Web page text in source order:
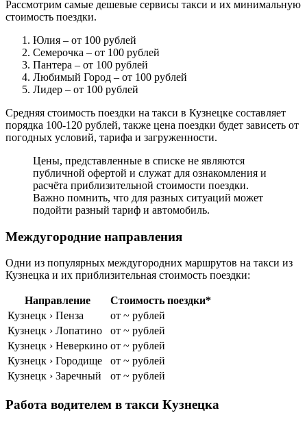
Рассмотрим самые дешевые сервисы такси и их минимальную
стоимость поездки.
Юлия – от 100 рублей
Семерочка – от 100 рублей
Пантера – от 100 рублей
Любимый Город – от 100 рублей
Лидер – от 100 рублей
Средняя стоимость поездки на такси в Кузнецке составляет
порядка 100-120 рублей, также цена поездки будет зависеть от
погодных условий, тарифа и загруженности.
Цены, представленные в списке не являются
публичной офертой и служат для ознакомления и
расчёта приблизительной стоимости поездки.
Важно помнить, что для разных ситуаций может
подойти разный тариф и автомобиль.
Междугородние направления
Одни из популярных междугородних маршрутов на такси из
Кузнецка и их приблизительная стоимость поездки:
Направление
Стоимость поездки*
Кузнецк › Пенза
от ~ рублей
Кузнецк › Лопатино
от ~ рублей
Кузнецк › Неверкино от ~ рублей
Кузнецк › Городище
от ~ рублей
Кузнецк › Заречный
от ~ рублей
Работа водителем в такси Кузнецка